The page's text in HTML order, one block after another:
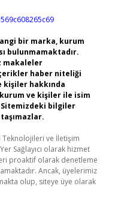
bir marka, kurum
bulunmamaktadır.
makaleler
haber niteliği
kişiler hakkında
ve kişiler ile isim
bilgiler
Teknolojileri ve İletişim
Sağlayıcı olarak hizmet
proaktif olarak denetleme
Ancak, üyelerimiz
olup, siteye üye olarak